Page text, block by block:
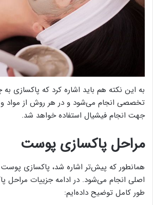
به این نکته هم باید اشاره کرد که پاکسازی
تخصصی انجام می‌شود و در هر روش از مواد
جهت انجام فیشیال استفاده خواهد شد.
مراحل پاکسازی پوست
همانطور که پیش‌تر اشاره شد، پاکسازی
اصلی انجام می‌شود. در ادامه جزییات مراحل
طور کامل توضیح داده‌ایم: